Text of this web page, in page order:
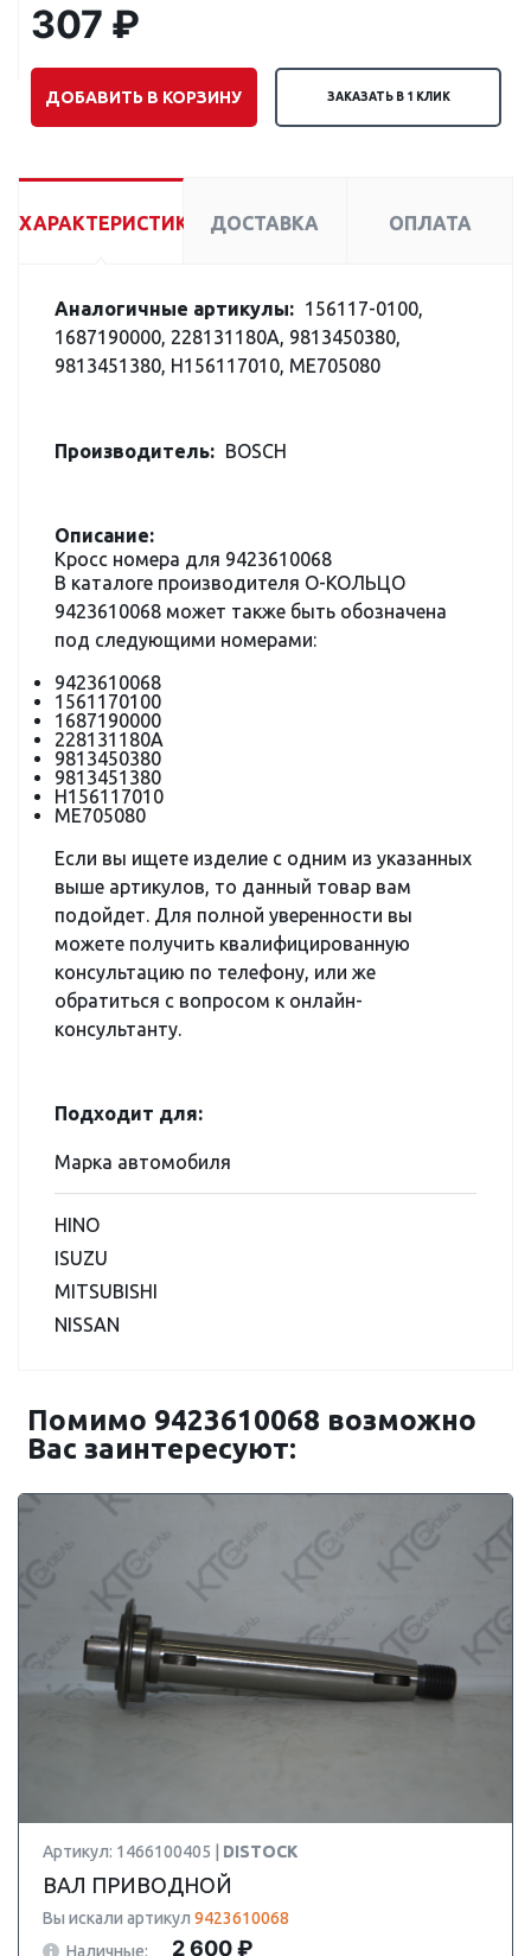
307 ₽
ДОБАВИТЬ В КОРЗИНУ ЗАКАЗАТЬ В 1 КЛИК
ХАРАКТЕРИСТИКИ ДОСТАВКА ОПЛАТА
Аналогичные артикулы: 156117-0100,
1687190000, 228131180A, 9813450380,
9813451380, H156117010, ME705080
Производитель: BOSCH
Описание:
Кросс номера для 9423610068
В каталоге производителя О-КОЛЬЦО
9423610068 может также быть обозначена
под следующими номерами:
9423610068
1561170100
1687190000
228131180A
9813450380
9813451380
H156117010
ME705080
Если вы ищете изделие с одним из указанных
выше артикулов, то данный товар вам
подойдет. Для полной уверенности вы
можете получить квалифицированную
консультацию по телефону, или же
обратиться с вопросом к онлайн-
консультанту.
Подходит для:
Марка автомобиля
HINO
ISUZU
MITSUBISHI
NISSAN
Помимо 9423610068 возможно
Вас заинтересуют:
Артикул: 1466100405 | DISTOCK
ВАЛ ПРИВОДНОЙ
Вы искали артикул 9423610068
Наличные:
2 600 ₽